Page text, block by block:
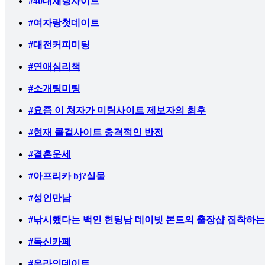
#여자랑첫데이트
#대전커피미팅
#연애심리책
#소개팅미팅
#요즘 이 처자가 미팅사이트 제보자의 최후
#현재 콜걸사이트 충격적인 반전
#결혼운세
#아프리카 bj?실물
#성인만남
#낚시했다는 백인 헌팅남 데이빗 본드의 출장샵 집착하
#독신카페